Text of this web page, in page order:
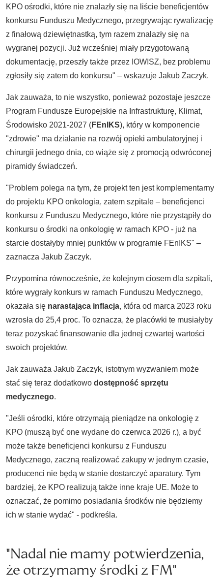
KPO ośrodki, które nie znalazły się na liście beneficjentów
konkursu Funduszu Medycznego, przegrywając rywalizację
z finałową dziewiętnastką, tym razem znalazły się na
wygranej pozycji. Już wcześniej miały przygotowaną
dokumentację, przeszły także przez IOWISZ, bez problemu
zgłosiły się zatem do konkursu" – wskazuje Jakub Zaczyk.
Jak zauważa, to nie wszystko, ponieważ pozostaje jeszcze
Program Fundusze Europejskie na Infrastrukturę, Klimat,
Środowisko 2021-2027 (FEnIKS), który w komponencie
"zdrowie" ma działanie na rozwój opieki ambulatoryjnej i
chirurgii jednego dnia, co wiąże się z promocją odwróconej
piramidy świadczeń.
"Problem polega na tym, że projekt ten jest komplementarny
do projektu KPO onkologia, zatem szpitale – beneficjenci
konkursu z Funduszu Medycznego, które nie przystąpiły do
konkursu o środki na onkologię w ramach KPO - już na
starcie dostałyby mniej punktów w programie FEnIKS" –
zaznacza Jakub Zaczyk.
Przypomina równocześnie, że kolejnym ciosem dla szpitali,
które wygrały konkurs w ramach Funduszu Medycznego,
okazała się narastająca inflacja, która od marca 2023 roku
wzrosła do 25,4 proc. To oznacza, że placówki te musiałyby
teraz pozyskać finansowanie dla jednej czwartej wartości
swoich projektów.
Jak zauważa Jakub Zaczyk, istotnym wyzwaniem może
stać się teraz dodatkowo dostępność sprzętu
medycznego.
"Jeśli ośrodki, które otrzymają pieniądze na onkologię z
KPO (muszą być one wydane do czerwca 2026 r.), a być
może także beneficjenci konkursu z Funduszu
Medycznego, zaczną realizować zakupy w jednym czasie,
producenci nie będą w stanie dostarczyć aparatury. Tym
bardziej, że KPO realizują także inne kraje UE. Może to
oznaczać, że pomimo posiadania środków nie będziemy
ich w stanie wydać" - podkreśla.
"Nadal nie mamy potwierdzenia,
że otrzymamy środki z FM"